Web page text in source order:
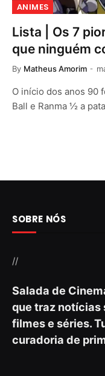
ANIMES
Lista | Os 7
que ninguém
By Matheus Amorim
O início dos anos 90
Ball e Ranma ½ a
SOBRE NÓS
//
Salada de
que traz notícias
filmes e séries.
curadoria de